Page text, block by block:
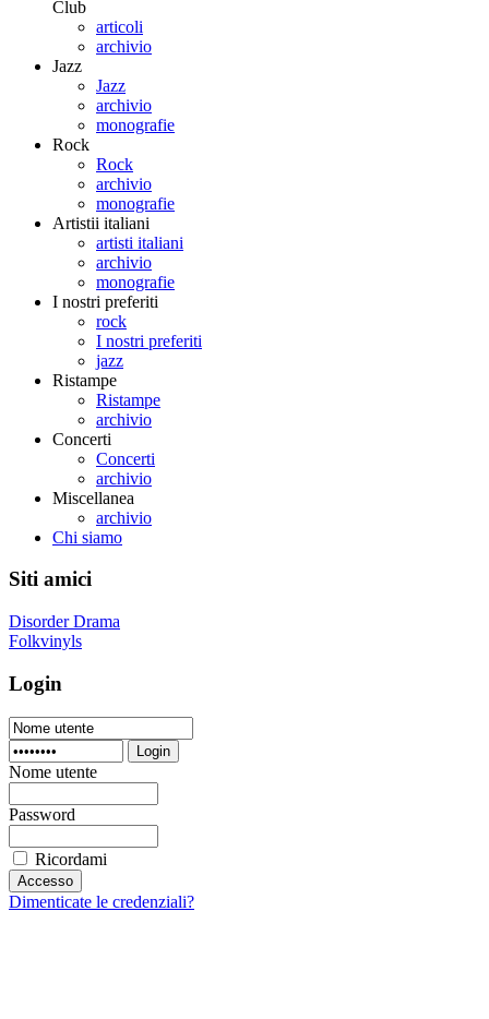
Club
articoli
archivio
Jazz
Jazz
archivio
monografie
Rock
Rock
archivio
monografie
Artistii italiani
artisti italiani
archivio
monografie
I nostri preferiti
rock
I nostri preferiti
jazz
Ristampe
Ristampe
archivio
Concerti
Concerti
archivio
Miscellanea
archivio
Chi siamo
Siti amici
Disorder Drama
Folkvinyls
Login
Login
Nome utente
Password
Ricordami
Dimenticate le credenziali?